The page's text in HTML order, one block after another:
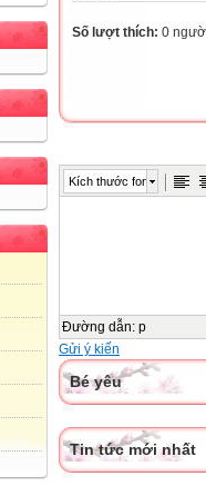
Số lượt thích: 0
Kích thước font
Đường dẫn: p
Gửi ý kiến
Bé yêu
Tin tức mới nhất